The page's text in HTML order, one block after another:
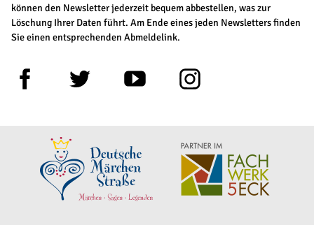
können den Newsletter jederzeit bequem abbestellen, was zur
Löschung Ihrer Daten führt. Am Ende eines jeden Newsletters finden
Sie einen entsprechenden Abmeldelink.
F
T
t
t
e
Y
u
b
e
I
t
a
g